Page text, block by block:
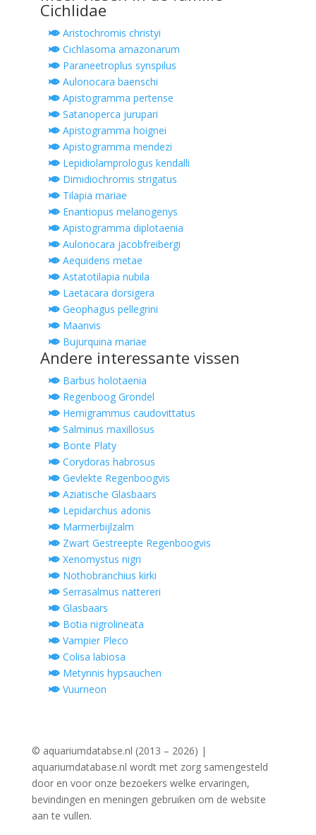
Cichlidae
Aristochromis christyi
Cichlasoma amazonarum
Paraneetroplus synspilus
Aulonocara baenschi
Apistogramma pertense
Satanoperca jurupari
Apistogramma hoignei
Apistogramma mendezi
Lepidiolamprologus kendalli
Dimidiochromis strigatus
Tilapia mariae
Enantiopus melanogenys
Apistogramma diplotaenia
Aulonocara jacobfreibergi
Aequidens metae
Astatotilapia nubila
Laetacara dorsigera
Geophagus pellegrini
Maanvis
Bujurquina mariae
Andere interessante vissen
Barbus holotaenia
Regenboog Grondel
Hemigrammus caudovittatus
Salminus maxillosus
Bonte Platy
Corydoras habrosus
Gevlekte Regenboogvis
Aziatische Glasbaars
Lepidarchus adonis
Marmerbijlzalm
Zwart Gestreepte Regenboogvis
Xenomystus nigri
Nothobranchius kirki
Serrasalmus nattereri
Glasbaars
Botia nigrolineata
Vampier Pleco
Colisa labiosa
Metynnis hypsauchen
Vuurneon
© aquariumdatabse.nl (2013 – 2026) |
aquariumdatabase.nl wordt met zorg samengesteld
door en voor onze bezoekers welke ervaringen,
bevindingen en meningen gebruiken om de website
aan te vullen.